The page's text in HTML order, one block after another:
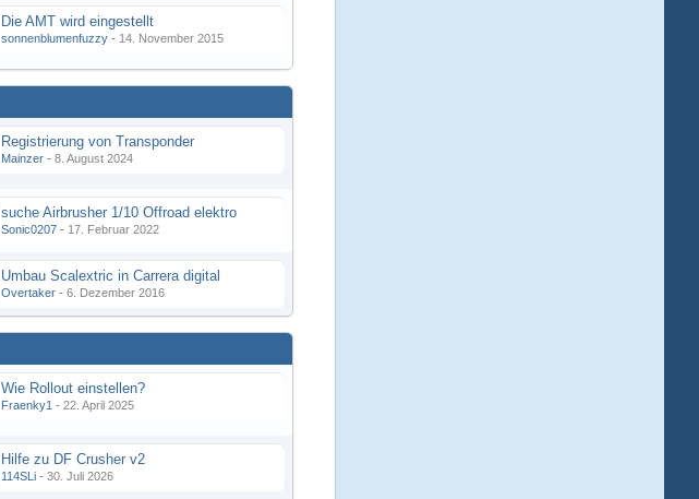
Die AMT wird eingestellt
sonnenblumenfuzzy - 14. November 2015
Registrierung von Transponder
Mainzer - 8. August 2024
suche Airbrusher 1/10 Offroad elektro
Sonic0207 - 17. Februar 2022
Umbau Scalextric in Carrera digital
Overtaker - 6. Dezember 2016
Wie Rollout einstellen?
Fraenky1 - 22. April 2025
Hilfe zu DF Crusher v2
114SLi - 30. Juli 2026